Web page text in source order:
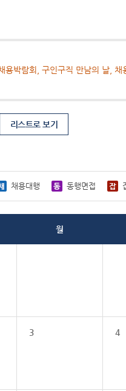
용박람회, 구인구직 만남의 날, 채
리스트로 보기
채용대행 동행면접
월
3 4